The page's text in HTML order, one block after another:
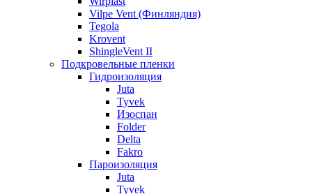
Vilpe Vent (Финляндия)
Tegola
Krovent
ShingleVent II
Подкровельные пленки
Гидроизоляция
Juta
Tyvek
Изоспан
Folder
Delta
Fakro
Пароизоляция
Juta
Tyvek